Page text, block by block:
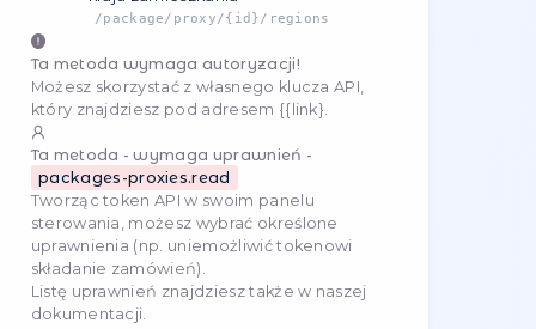
GET
Serwery proxy Usuń serwer proxy
użytkownika (tylko ten utworzony
przez użytkownika).
Ta metoda wymaga autoryzacji!
Możesz skorzystać z własnego klucza API,
który znajdziesz pod adresem{{link}
Ta metoda - wymaga uprawnień -